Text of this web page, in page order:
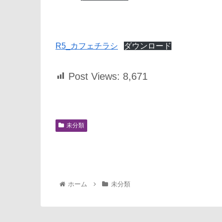
R5_カフェチラシ ダウンロード
Post Views: 8,671
未分類
ホーム 未分類